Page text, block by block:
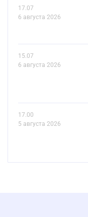
17.07
6 августа 2026
15.07
6 августа 2026
17.00
5 августа 2026